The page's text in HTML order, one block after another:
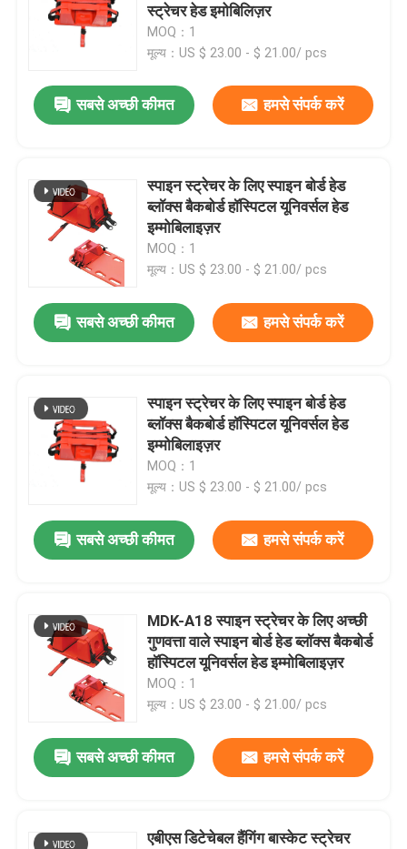
स्ट्रेचर हेड इमोबिलिज़र
MOQ：1
मूल्य：US $ 23.00 - $ 21.00/ pcs
सबसे अच्छी कीमत हमसे संपर्क करें
स्पाइन स्ट्रेचर के लिए स्पाइन बोर्ड हेड
ब्लॉक्स बैकबोर्ड हॉस्पिटल यूनिवर्सल हेड
इम्मोबिलाइज़र
MOQ：1
मूल्य：US $ 23.00 - $ 21.00/ pcs
सबसे अच्छी कीमत हमसे संपर्क करें
स्पाइन स्ट्रेचर के लिए स्पाइन बोर्ड हेड
ब्लॉक्स बैकबोर्ड हॉस्पिटल यूनिवर्सल हेड
इम्मोबिलाइज़र
MOQ：1
मूल्य：US $ 23.00 - $ 21.00/ pcs
सबसे अच्छी कीमत हमसे संपर्क करें
MDK-A18 स्पाइन स्ट्रेचर के लिए अच्छी
गुणवत्ता वाले स्पाइन बोर्ड हेड ब्लॉक्स बैकबोर्ड
हॉस्पिटल यूनिवर्सल हेड इम्मोबिलाइज़र
MOQ：1
मूल्य：US $ 23.00 - $ 21.00/ pcs
सबसे अच्छी कीमत हमसे संपर्क करें
एबीएस डिटेचेबल हैंगिंग बास्केट स्ट्रेचर